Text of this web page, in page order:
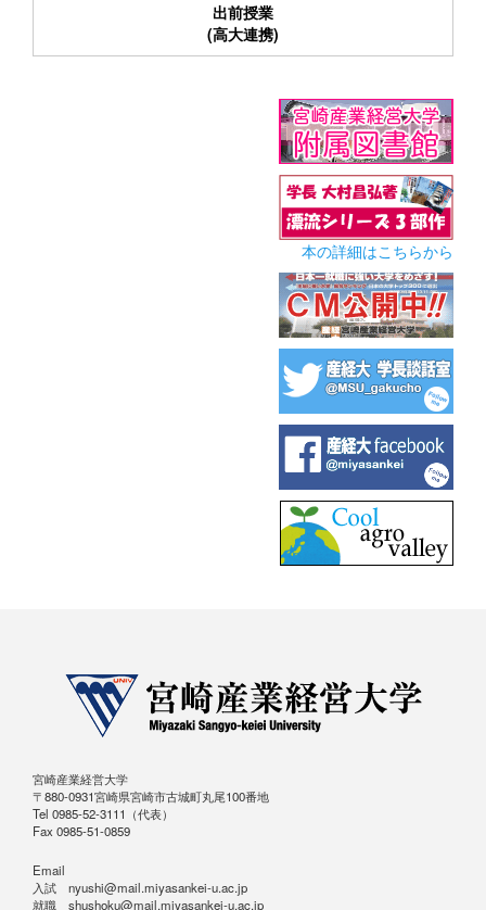
出前授業
(高大連携)
本の詳細はこちらから
宮崎産業経営大学
〒880-0931宮崎県宮崎市古城町丸尾100番地
Tel 0985-52-3111（代表）
Fax 0985-51-0859
Email
入試 nyushi@mail.miyasankei-u.ac.jp
就職 shushoku@mail.miyasankei-u.ac.jp